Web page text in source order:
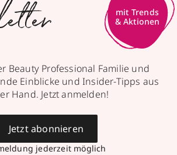
mit Trends
& Aktionen
Beauty Professional Familie und
Einblicke und Insider-Tipps aus
Hand. Jetzt anmelden!
jederzeit möglich
Jetzt abonnieren